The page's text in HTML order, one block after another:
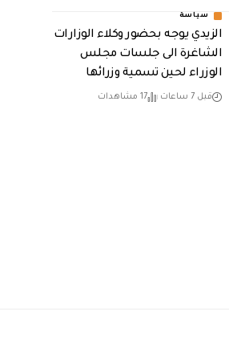
سياسة
الزيدي يوجه بحضور وكلاء الوزارات
الشاغرة الى جلسات مجلس
الوزراء لحين تسمية وزرائها
قبل 7 ساعات 17 مشاهدات